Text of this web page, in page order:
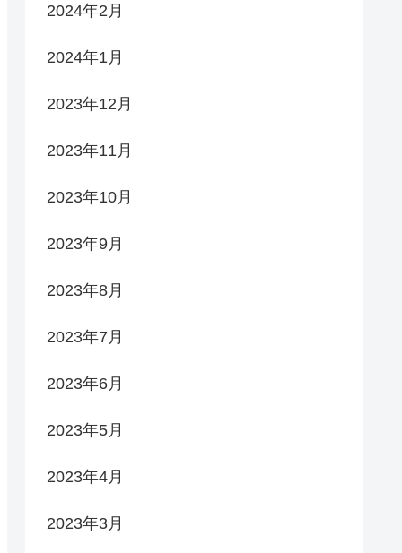
2024年2月
2024年1月
2023年12月
2023年11月
2023年10月
2023年9月
2023年8月
2023年7月
2023年6月
2023年5月
2023年4月
2023年3月